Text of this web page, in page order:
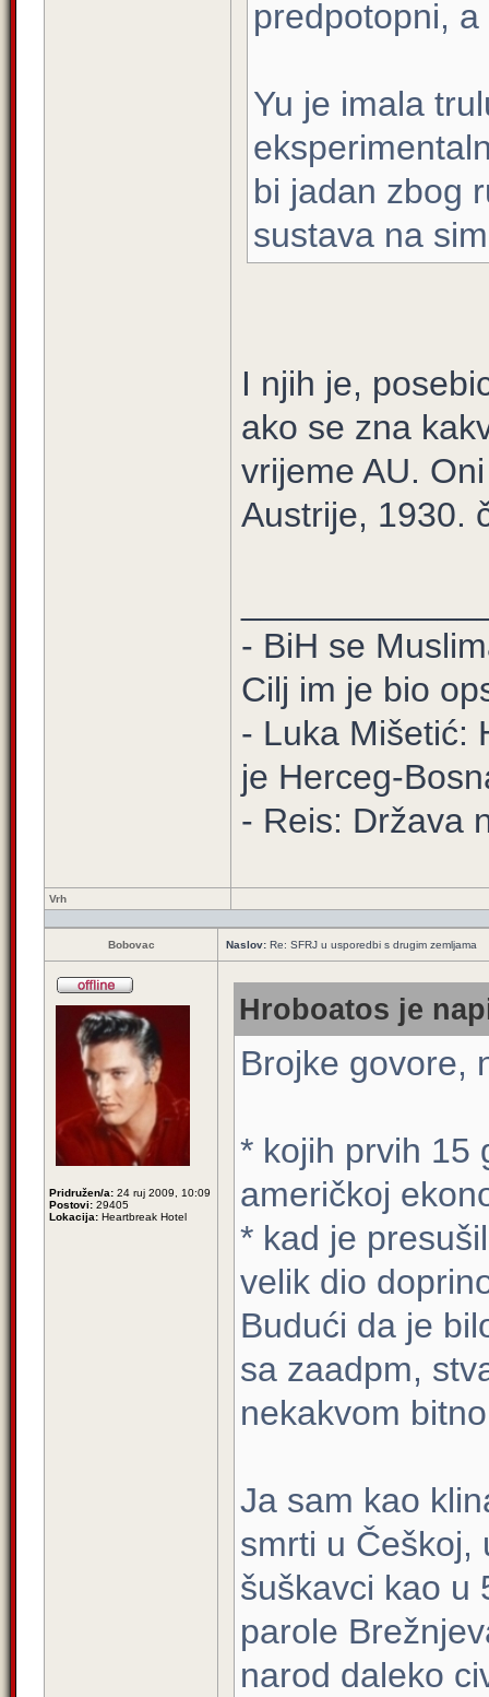
predpotopni,
Yu je imala
bi jadan zbog
sustava na
I njih je,
ako se zna
vrijeme AU.
Austrije, 1930.
- BiH se
Cilj im je bio
- Luka Mišetić:
je Herceg-
- Reis: Država
Vrh
Bobovac Naslov: Re: SFRJ u usporedbi s drugim zemljama
Pridružen/a: 24 ruj 2009, 10:09
Postovi: 29405
Lokacija: Heartbreak Hotel
Hroboatos je
Brojke govore,
* kojih prvih 15
američkoj
* kad je
velik dio
Budući da je
sa zaadpm,
nekakvom
Ja sam kao
smrti u Češkoj,
šuškavci kao u
parole
narod daleko